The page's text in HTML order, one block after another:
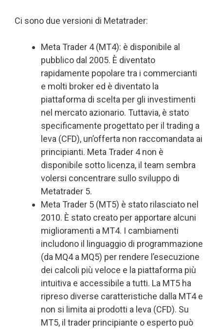
Ci sono due versioni di Metatrader:
Meta Trader 4 (MT4): è disponibile al
pubblico dal 2005. È diventato
rapidamente popolare tra i commercianti
e molti broker ed è diventato la
piattaforma di scelta per gli investimenti
nel mercato azionario. Tuttavia, è stato
specificamente progettato per il trading a
leva (CFD), un’offerta non raccomandata ai
principianti. Meta Trader 4 non è
disponibile sotto licenza, il team sembra
volersi concentrare sullo sviluppo di
Metatrader 5.
Meta Trader 5 (MT5) è stato rilasciato nel
2010. È stato creato per apportare alcuni
miglioramenti a MT4. I cambiamenti
includono il linguaggio di programmazione
(da MQ4 a MQ5) per rendere l’esecuzione
dei calcoli più veloce e la piattaforma più
intuitiva e accessibile a tutti. La MT5 ha
ripreso diverse caratteristiche dalla MT4 e
non si limita ai prodotti a leva (CFD). Su
MT5, il trader principiante o esperto può